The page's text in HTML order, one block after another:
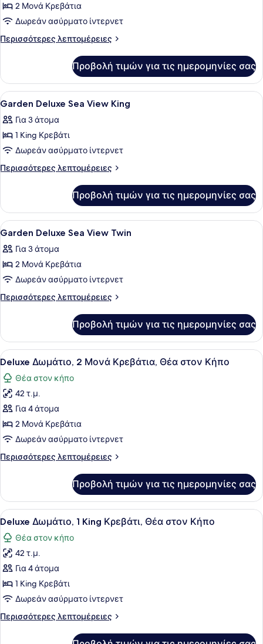
φωτογραφιών
για
Rasa
Deluxe
Twin
Room
2 Μονά Κρεβάτια
Δωρεάν ασύρματο ίντερνετ
Περισσότερες λεπτομέρειες
Περισσότερες
Wing
Rasa
Deluxe
Room
Προβολή τιμών για τις ημερομηνίες σας
Προβολή
όλων
των
φωτογραφιών
για
Garden
View
King
Κλινοσκεπάσματα υψηλής
8
Garden Deluxe Sea View King
Για 3 άτομα
1 King Κρεβάτι
Δωρεάν ασύρματο ίντερνετ
Περισσότερες λεπτομέρειες
Περισσότερες
Deluxe
Sea
View
Προβολή τιμών για τις ημερομηνίες σας
Προβολή
όλων
των
φωτογραφιών
για
Garden
View
Twin
Κλινοσκεπάσματα υψηλής
19
Garden Deluxe Sea View Twin
Για 3 άτομα
2 Μονά Κρεβάτια
Δωρεάν ασύρματο ίντερνετ
Περισσότερες λεπτομέρειες
Περισσότερες
Deluxe
Sea
View
Προβολή τιμών για τις ημερομηνίες σας
Προβολή
όλων
των
φωτογραφιών
για
Deluxe
Δωμάτιο,
Μονά
στον
Κήπο
Ένα δωμάτιο ξενοδοχείου με δύο
6
Deluxe Δωμάτιο, 2 Μονά Κρεβάτια, Θέα στον Κήπο
Θέα στον κήπο
42 τ.μ.
Για 4 άτομα
2 Μονά Κρεβάτια
Δωρεάν ασύρματο ίντερνετ
Περισσότερες λεπτομέρειες
Περισσότερες
Δωμάτιο,
Μονά
Θέα
στον
Προβολή τιμών για τις ημερομηνίες σας
Προβολή
όλων
των
φωτογραφιών
για
Deluxe
Δωμάτιο,
King
Ένα δωμάτιο ξενοδοχείου με ένα
6
Deluxe Δωμάτιο, 1 King Κρεβάτι, Θέα στον Κήπο
Θέα στον κήπο
42 τ.μ.
Για 4 άτομα
1 King Κρεβάτι
Δωρεάν ασύρματο ίντερνετ
Περισσότερες λεπτομέρειες
Περισσότερες